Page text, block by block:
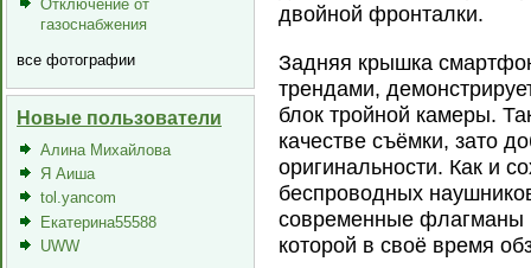
Отключение от
газоснабжения
все фотографии
Новые пользователи
Алина Михайлова
Я Аиша
tol.yancom
Екатерина55588
UWW
двойной фронталки.
Задняя крышка
трендами,
блок тройной камеры.
качестве съёмки, зато
оригинальности. Как и
беспроводных
современные флагманы
которой в своё время